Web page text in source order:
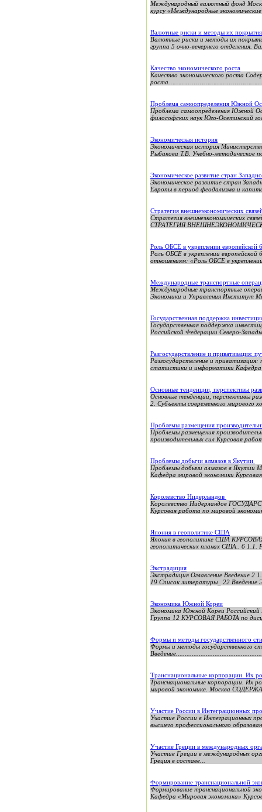
Международный валютный фонд
курсу «Международные
Валютные риски и методы их покрытия
Валютные риски и методы их
группа 5 очно-вечернего отделения.
Качество экономического роста
Качество экономического
роста………………………………………….4 2.
Проблема самоопределения Южной
Проблема самоопределения Южной
философских наук Юго-
Экономическая история
Экономическая история
Рыбакова Т.В. Учебно-методическое
Экономическое развитие стран
Экономическое развитие стран
Европы в период феодализма и
Стратегия внешнеэкономических
Стратегия внешнеэкономических
СТРАТЕГИЯ
Роль ОБСЕ в укреплении европейской
Роль ОБСЕ в укреплении
отношениям: «Роль ОБСЕ в
Международные транспортные
Международные транспортные
Экономики и Управления Институт
Государственная поддержка
Государственная поддержка
Российской Федерации Северо-
Разгосударствление и
Разгосударствление и
статистики и информатики Кафедра
Основные тенденции, перспективы
Основные тенденции, перспективы
2. Субъекты современного мирового
Проблемы размещения
Проблемы размещения
производительных сил Курсовая
Проблемы добычи алмазов в Якутии
Проблемы добычи алмазов в Якутии
Кафедра мировой экономики
Королевство Нидерландов
Королевство Нидерландов
Курсовая работа по мировой
Япония в геополитике США
Япония в геополитике США
геополитических планах США.. 6
Экстрадиция
Экстрадиция Оглавление Введение 2
19 Список литературы_ 22 Введение
Экономика Южной Кореи
Экономика Южной Кореи Российский
Группа 12 КУРСОВАЯ РАБОТА по
Формы и методы государственного
Формы и методы государственного
Транснациональные корпорации. Их
Транснациональные корпорации. Их
мировой экономике. Москва
Участие России в Интеграционных
Участие России в Интеграционных
высшего профессионального
Участие Греции в международных
Участие Греции в международных
Греция в составе...
Формирование транснациональной
Формирование транснациональной
Кафедра «Мировая экономика»